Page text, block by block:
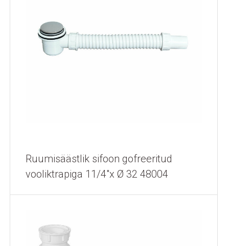
Ruumisäästlik sifoon gofreeritud
vooliktrapiga 11/4"x Ø 32 48004